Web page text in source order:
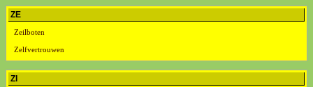
ZE
Zeilboten
Zelfvertrouwen
ZI